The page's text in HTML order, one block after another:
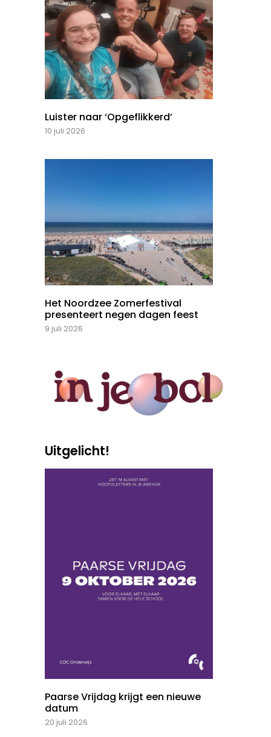
Luister naar ‘Opgeflikkerd’
10 juli 2026
Het Noordzee Zomerfestival
presenteert negen dagen feest
9 juli 2026
Uitgelicht!
Paarse Vrijdag krijgt een nieuwe
datum
20 juli 2026